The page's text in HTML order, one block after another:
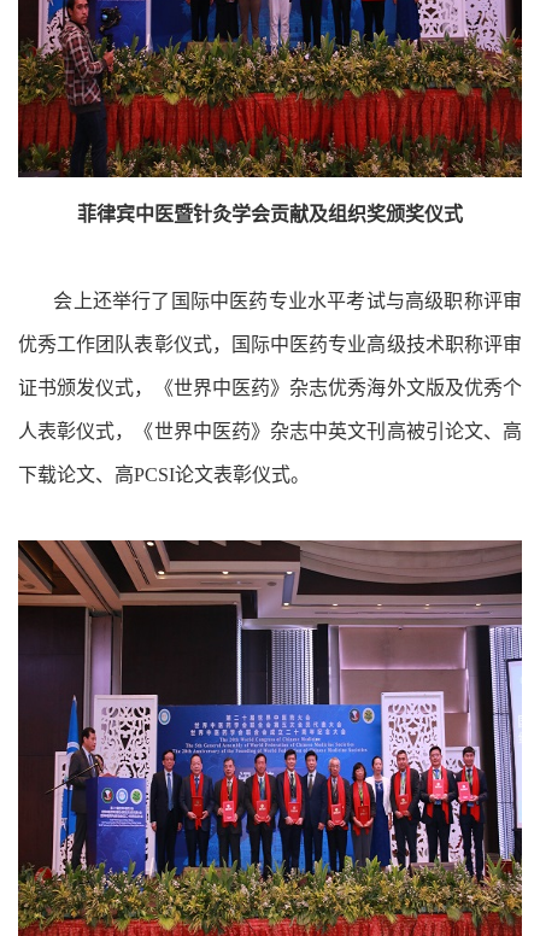
菲律宾中医暨针灸学会贡献及组织奖颁奖仪式
会上还举行了国际中医药专业水平考试与高级职称评审
优秀工作团队表彰仪式，国际中医药专业高级技术职称评审
证书颁发仪式，《世界中医药》杂志优秀海外文版及优秀个
人表彰仪式，《世界中医药》杂志中英文刊高被引论文、高
下载论文、高PCSI论文表彰仪式。